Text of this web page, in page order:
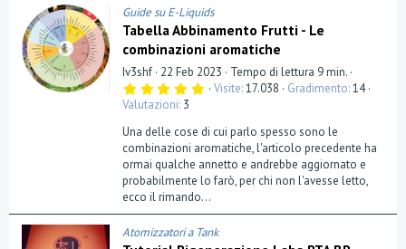
Guide su E-Liquids
Tabella Abbinamento Frutti - Le
combinazioni aromatiche
Iv3shf 22 Feb 2023
Tempo di lettura 9 min.
5
0
s
t
e
l
l
(
e
)
Visite 17.038 Gradimento 14
Valutazioni 3
Una delle cose di cui parlo spesso sono le
combinazioni aromatiche, l'articolo precedente ha
ormai qualche annetto e andrebbe aggiornato e
probabilmente lo farò, per chi non l'avesse letto,
ecco il rimando...
Atomizzatori a Tank